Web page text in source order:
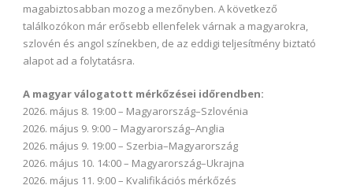
magabiztosabban mozog a mezőnyben. A következő
találkozókon már erősebb ellenfelek várnak a magyarokra,
szlovén és angol színekben, de az eddigi teljesítmény biztató
alapot ad a folytatásra.
A magyar válogatott mérkőzései időrendben:
2026. május 8. 19:00 – Magyarország–Szlovénia
2026. május 9. 9:00 – Magyarország–Anglia
2026. május 9. 19:00 – Szerbia–Magyarország
2026. május 10. 14:00 – Magyarország–Ukrajna
2026. május 11. 9:00 – Kvalifikációs mérkőzés